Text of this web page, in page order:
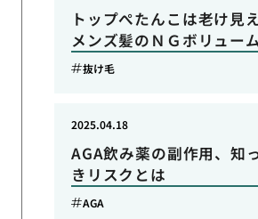
トップぺたんこは老け見
メンズ髪のＮＧボリュー
抜け毛
AGA飲み薬の副作用、知
きリスクとは
2025.04.18
AGA